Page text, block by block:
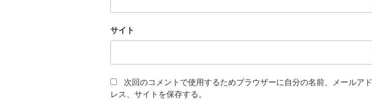
サイト
次回のコメントで使用するためブラウザーに自分の名前、メールアド
レス、サイトを保存する。